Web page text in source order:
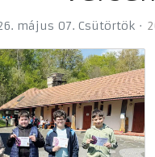
május 07. Csütörtök